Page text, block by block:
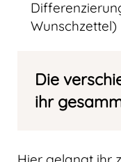
Wunschzettel)
Die
ihr